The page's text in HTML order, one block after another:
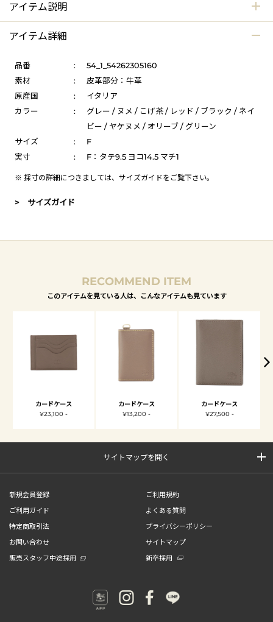
アイテム説明
アイテム詳細
品番 :
54_1_54262305160
素材
:
皮革部分：牛革
原産国
:
イタリア
カラー
:
グレー / ヌメ / こげ茶 / レッド / ブラック / ネイ
ビー / ヤケヌメ / オリーブ / グリーン
サイズ
:
F
実寸
: F：タテ9.5 ヨコ14.5 マチ1
※ 採寸の詳細につきましては、 サイズガイドをご覧下さい。
> サイズガイド
RECOMMEND ITEM
このアイテムを見ている人は、こんなアイテムも見ています
カードケース
¥23,100 -
カードケース
¥13,200 -
カードケース
¥27,500 -
サイトマップを開く
新規会員登録
ご利用規約
ご利用ガイド
よくある質問
特定商取引法
プライバシーポリシー
お問い合わせ
サイトマップ
販売スタッフ中途採用
新卒採用